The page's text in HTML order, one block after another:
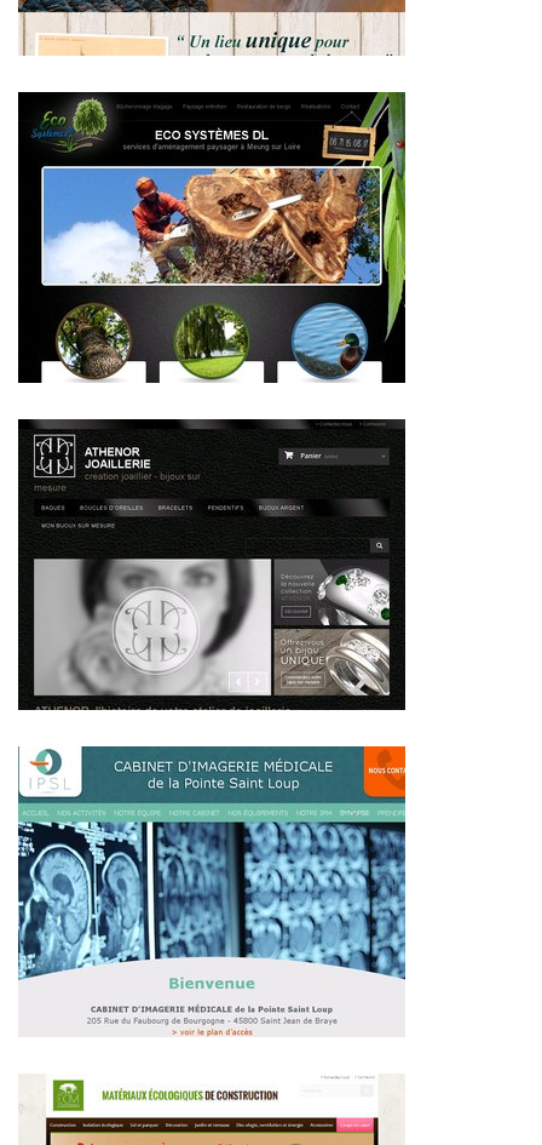
~395€/mois économisés d'annonces commerciales
~423€/mois économisés d'annonces commerciales
~410€/mois économisés d'annonces commerciales